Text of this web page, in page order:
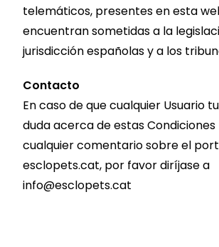
telemáticos, presentes en esta
encuentran sometidas a la
jurisdicción españolas y a los
Contacto
En caso de que cualquier Usuario
duda acerca de estas Condiciones
cualquier comentario sobre el
esclopets.cat, por favor diríjase a
info@esclopets.cat